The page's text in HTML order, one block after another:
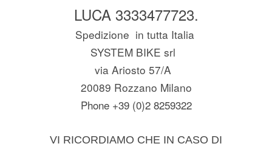
LUCA 3333477723.
Spedizione in tutta Italia
SYSTEM BIKE srl
via Ariosto 57/A
20089 Rozzano Milano
Phone +39 (0)2 8259322
VI RICORDIAMO CHE IN CASO DI